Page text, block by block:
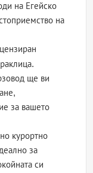
на Егейско
на
ще ви
за вашето
курортно
за
си